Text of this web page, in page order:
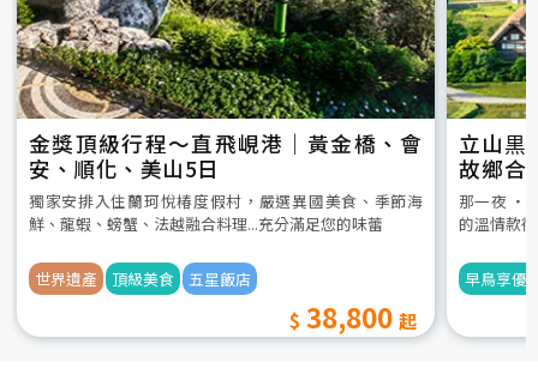
金獎頂級行程～直飛峴港｜黃金橋、會
安、順化、美山5日
獨家安排入住蘭珂悅椿度假村，嚴選異國美食、季節海
鮮、龍蝦、螃蟹、法越融合料理...充分滿足您的味蕾
世界遺產 頂級美食 五星飯店
38,800
立山黒
故鄉合
5日
那一夜 ‧
的溫情款
早鳥享優